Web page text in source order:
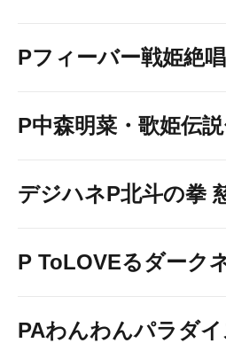
Pフィーバー戦姫絶
P中森明菜・歌姫伝
デジハネP北斗の拳
P ToLOVEるダーク
PAわんわんパラダ